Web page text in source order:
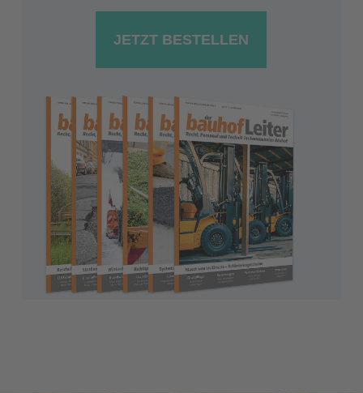
JETZT BESTELLEN